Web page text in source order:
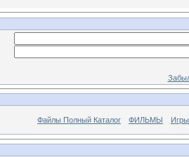
Файлы Полный Каталог ФИЛЬМЫ